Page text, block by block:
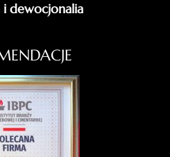
i dewocjonalia